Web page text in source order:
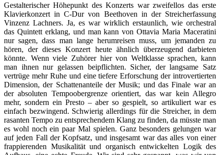
Gestalterischer Höhepunkt des Konzerts war zweifellos das erste
Klavierkonzert in C-Dur von Beethoven in der Streicherfassung
Vinzenz Lachners. Ja, es war wirklich erstaunlich, wie orchestral
das Quintett erklang, und man kann von Ottavia Maria Maceratini
nur sagen, dass man lange herumreisen muss, um jemanden zu
hören, der dieses Konzert heute ähnlich überzeugend darbieten
könnte. Wenn viele Zuhörer hier von Weltklasse sprachen, kann
man ihnen nur gelassen beipflichten. Sicher, der langsame Satz
vertrüge mehr Ruhe und eine tiefere Erforschung der introvertierten
Dimension, der Schattenanteile der Musik; und das Finale war an
der absoluten Tempoobergrenze orientiert, das war kein Allegro
mehr, sondern ein Presto – aber so gespielt, so artikuliert war es
einfach bezwingend. Schwierig allerdings für die Streicher, in dem
rasanten Tempo zu entsprechendem Klang zu finden, da müsste man
es wohl noch ein paar Mal spielen. Ganz besonders gelungen war
auf jeden Fall der Kopfsatz, und insgesamt war das alles von einer
frappierenden Musikalität und organisch entwickelten Logik des